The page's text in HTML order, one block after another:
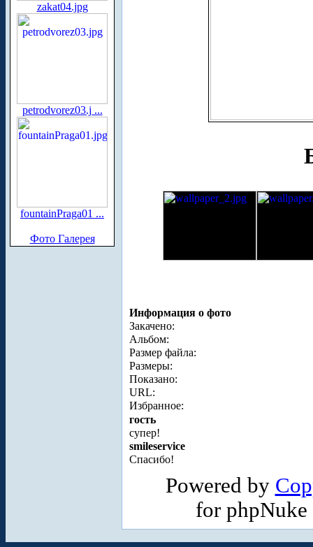
zakat04.jpg
petrodvorez03.j ...
fountainPraga01 ...
Фото Галерея
Информация о фото
Закачено:
Альбом:
Размер файла:
Размеры:
Показано:
URL:
Избранное:
гость
супер!
smileservice
Спасибо!
Powered by
for